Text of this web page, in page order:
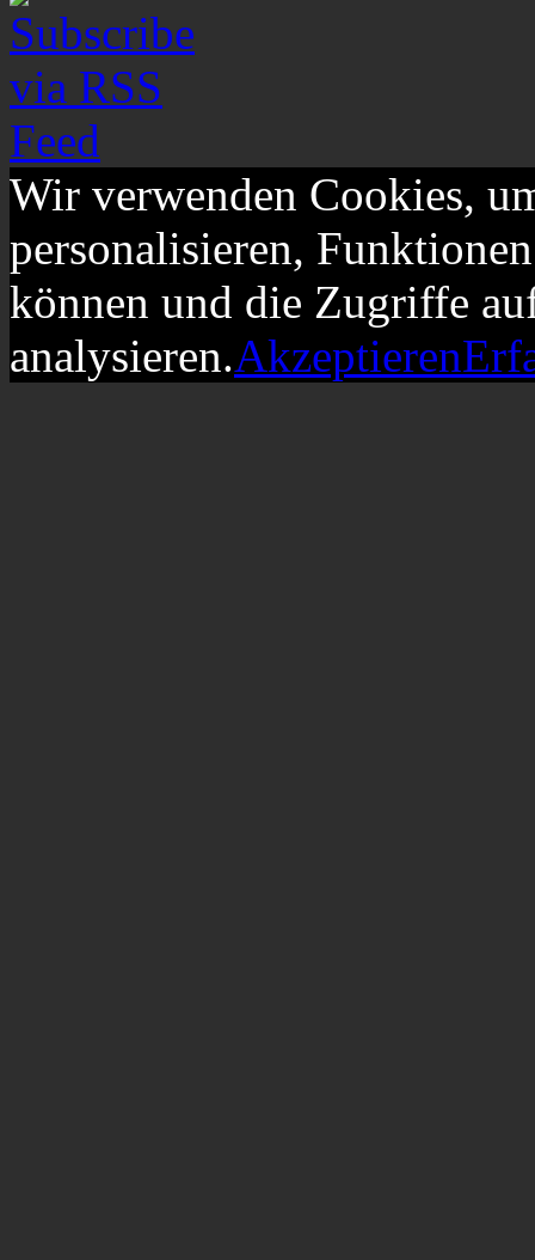
Wir verwenden Cookies,
personalisieren,
können und die Zugriffe
analysieren.Akzeptieren